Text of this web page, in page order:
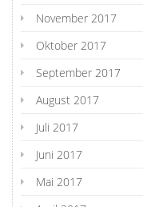
November 2017
Oktober 2017
September 2017
August 2017
Juli 2017
Juni 2017
Mai 2017